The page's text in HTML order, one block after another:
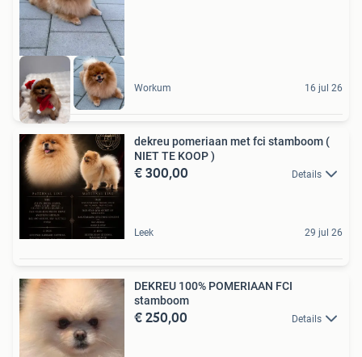
Workum 16 jul 26
dekreu pomeriaan met fci stamboom (
NIET TE KOOP )
€ 300,00 Details
Leek 29 jul 26
DEKREU 100% POMERIAAN FCI
stamboom
€ 250,00 Details